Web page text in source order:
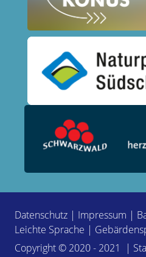
Datenschutz | Impressum |
Leichte Sprache |
Copyright © 2020 - 2021 |